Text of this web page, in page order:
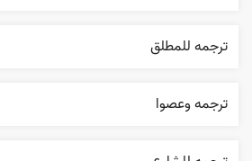
ترجمه للمطلق
ترجمه وعصوا